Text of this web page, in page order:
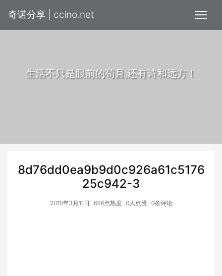
奇诺分享 | ccino.net
生活不只是眼前的苟且,还有诗和远方！
8d76dd0ea9b9d0c926a61c5176
25c942-3
2018年3月11日 666点热度 0人点赞 0条评论